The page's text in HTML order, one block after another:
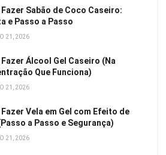
Sabão de Coco Caseiro:
e Passo a Passo
21, 2026
Álcool Gel Caseiro (Na
Que Funciona)
21, 2026
Vela em Gel com Efeito de
a Passo e Segurança)
21, 2026